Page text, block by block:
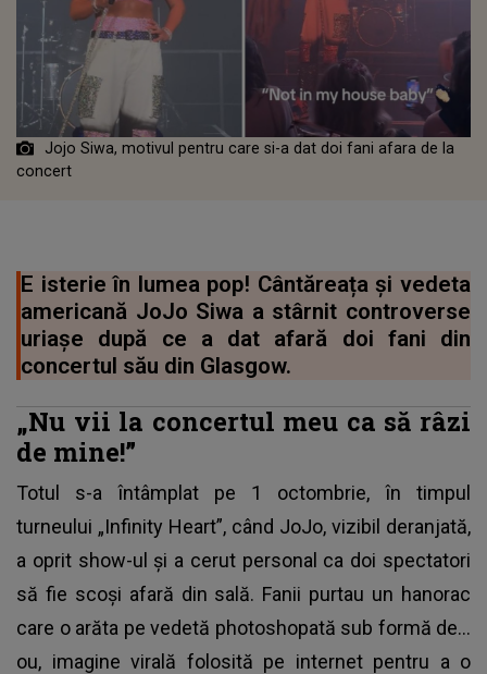
Jojo Siwa, motivul pentru care si-a dat doi fani afara de la
concert
E isterie în lumea pop! Cântăreața și vedeta
americană JoJo Siwa a stârnit controverse
uriașe după ce a dat afară doi fani din
concertul său din Glasgow.
„Nu vii la concertul meu ca să râzi
de mine!”
Totul s-a întâmplat pe 1 octombrie, în timpul
turneului „Infinity Heart”, când JoJo, vizibil deranjată,
a oprit show-ul și a cerut personal ca doi spectatori
să fie scoși afară din sală. Fanii purtau un hanorac
care o arăta pe vedetă photoshopată sub formă de…
ou, imagine virală folosită pe internet pentru a o